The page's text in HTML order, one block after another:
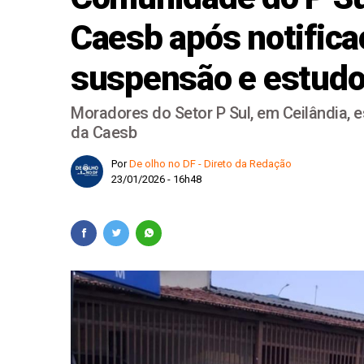
Copom inicia
Ajuda internacional
Caesb após
suspensão e
Moradores do Setor P Sul, em
da Caesb
PorDe olho no DF - Direto da Redação
23/01/2026 - 16h48